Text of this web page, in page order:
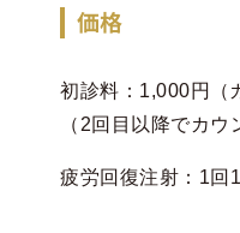
価格
初診料：1,000円（
（2回目以降でカ
疲労回復注射：1回